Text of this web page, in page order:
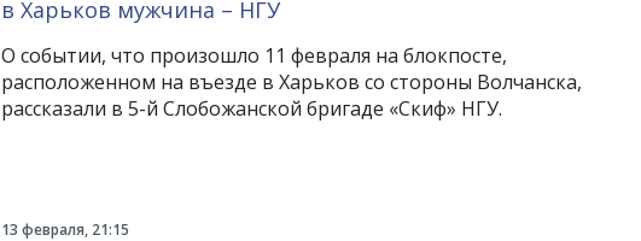
в Харьков мужчина – НГУ
О событии, что произошло 11 февраля на блокпосте,
расположенном на въезде в Харьков со стороны Волчанска,
рассказали в 5-й Слобожанской бригаде «Скиф» НГУ.
13 февраля, 21:15